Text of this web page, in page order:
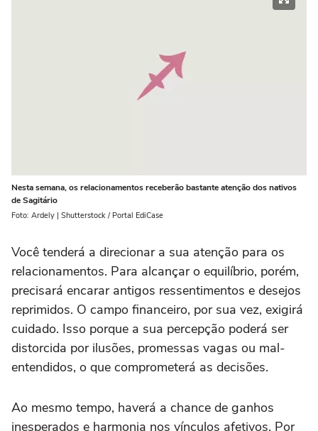
Nesta semana, os relacionamentos receberão bastante atenção dos nativos
de Sagitário
Foto: Ardely | Shutterstock / Portal EdiCase
Você tenderá a direcionar a sua atenção para os
relacionamentos. Para alcançar o equilíbrio, porém,
precisará encarar antigos ressentimentos e desejos
reprimidos. O campo financeiro, por sua vez, exigirá
cuidado. Isso porque a sua percepção poderá ser
distorcida por ilusões, promessas vagas ou mal-
entendidos, o que comprometerá as decisões.
Ao mesmo tempo, haverá a chance de ganhos
inesperados e harmonia nos vínculos afetivos. Por